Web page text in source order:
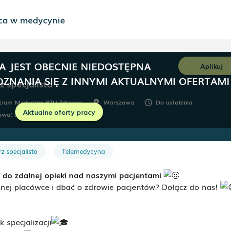
w medycynie
JEST OBECNIE NIEDOSTĘPNA
SIĘ Z INNYMI AKTUALNYMI OFERTAMI
Aktualne oferty pracy
Aplikuj
specjalista
Medyczne PZU Zdrowie room Warszawa schedule Do ustalenia
Dowolna
specjalista Telemedycyna
zdalnej opieki nad naszymi pacjentami
placówce i dbać o zdrowie pacjentów? Dołącz do nas!
specjalizacji